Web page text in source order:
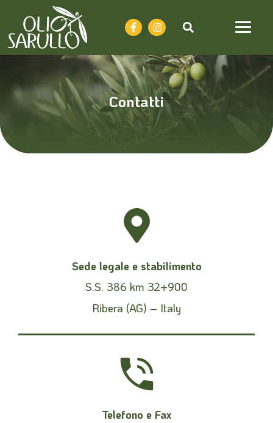
Contatti
Sede legale e stabilimento
S.S. 386 km 32+900
Ribera (AG) – Italy
Telefono e Fax